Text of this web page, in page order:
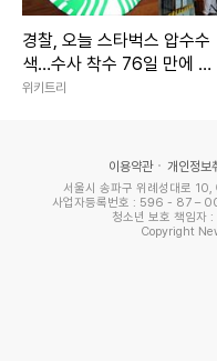
경찰, 오늘 스타벅스 압수수
색…수사 착수 76일 만에 압
수수색한 ‘진짜 이유’
위키트리
이용약관 개인정보
서울시 송파구 위례성대로
사업자등록번호 : 596 - 87 –
청소년 보호 책임자
Copyright